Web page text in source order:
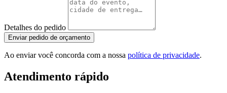
Detalhes do pedido
Enviar pedido de orçamento
Ao enviar você concorda com a nossa política de privacidade.
Atendimento rápido